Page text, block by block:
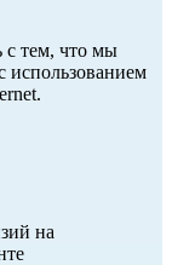
с тем, что мы
использованием
на